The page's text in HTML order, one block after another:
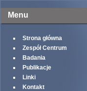
Menu
Strona główna
Zespół Centrum
Badania
Publikacje
Linki
Kontakt